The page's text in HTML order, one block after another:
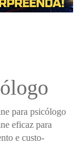
para psicólogo
eficaz para
e custo-